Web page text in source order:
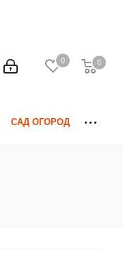
0 0
0
САД ОГОРОД